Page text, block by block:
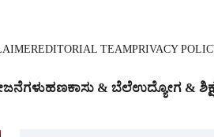
EDITORIAL TEAMPRIVACY
ಹಣಕಾಸು & ಬೆಲೆಉದ್ಯೋಗ &